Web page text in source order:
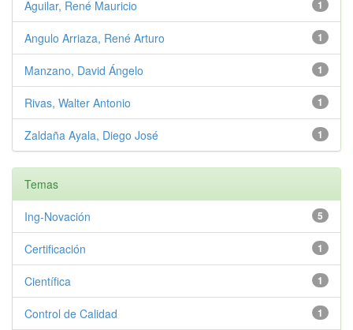
1
Aguilar, René Mauricio
1
Angulo Arriaza, René Arturo
1
Manzano, David Ángelo
1
Rivas, Walter Antonio
1
Zaldaña Ayala, Diego José
Temas
5
Ing-Novación
1
Certificación
1
Científica
1
Control de Calidad